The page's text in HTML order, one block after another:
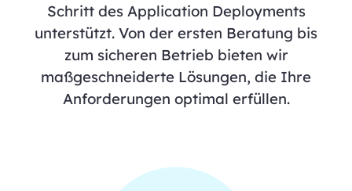
Schritt des Application Deployments
unterstützt. Von der ersten Beratung bis
zum sicheren Betrieb bieten wir
maßgeschneiderte Lösungen, die Ihre
Anforderungen optimal erfüllen.